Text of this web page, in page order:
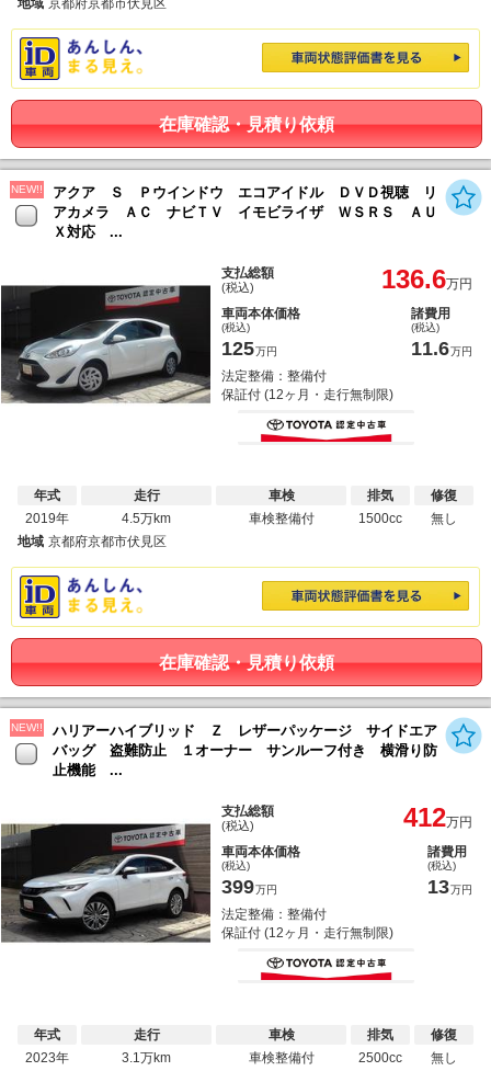
在庫確認・見積り依頼
NEW!!
アクア Ｓ Ｐウインドウ エコアイドル ＤＶＤ視聴 リ
アカメラ ＡＣ ナビＴＶ イモビライザ ＷＳＲＳ ＡＵ
Ｘ対応 ...
支払総額
(税込) 136.6万円
車両本体価格
(税込)
125万円
諸費用
(税込)
11.6万円
法定整備：整備付
保証付 (12ヶ月・走行無制限)
年式
2019年
走行
4.5万km
車検
車検整備付
排気
1500cc
修復
無し
地域 京都府京都市伏見区
在庫確認・見積り依頼
NEW!!
ハリアーハイブリッド Ｚ レザーパッケージ サイドエア
バッグ 盗難防止 １オーナー サンルーフ付き 横滑り防
止機能 ...
支払総額
(税込) 412万円
車両本体価格
(税込)
399万円
諸費用
(税込)
13万円
法定整備：整備付
保証付 (12ヶ月・走行無制限)
年式
2023年
走行
3.1万km
車検
車検整備付
排気
2500cc
修復
無し